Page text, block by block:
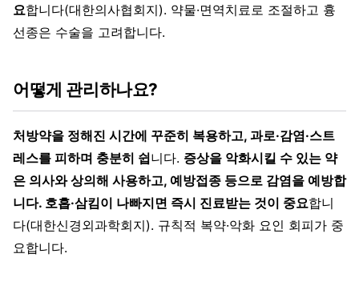
요합니다(대한의사협회지). 약물·면역치료로 조절하고 흉
선종은 수술을 고려합니다.
어떻게 관리하나요?
처방약을 정해진 시간에 꾸준히 복용하고, 과로·감염·스트
레스를 피하며 충분히 쉽니다. 증상을 악화시킬 수 있는 약
은 의사와 상의해 사용하고, 예방접종 등으로 감염을 예방합
니다. 호흡·삼킴이 나빠지면 즉시 진료받는 것이 중요합니
다(대한신경외과학회지). 규칙적 복약·악화 요인 회피가 중
요합니다.